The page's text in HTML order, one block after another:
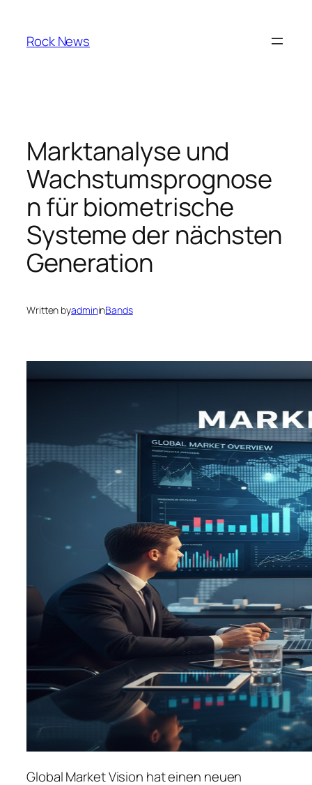
content
Rock News
Marktanalyse und
Wachstumsprognose
n für biometrische
Systeme der nächsten
Generation
Written byadmininBands
Global Market Vision hat einen neuen